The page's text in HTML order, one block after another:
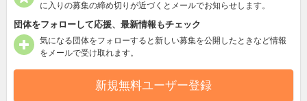
に入りの募集の締め切りが近づくとメールでお知らせします。
団体をフォローして応援、最新情報もチェック
気になる団体をフォローすると新しい募集を公開したときなど情報
をメールで受け取れます。
新規無料ユーザー登録